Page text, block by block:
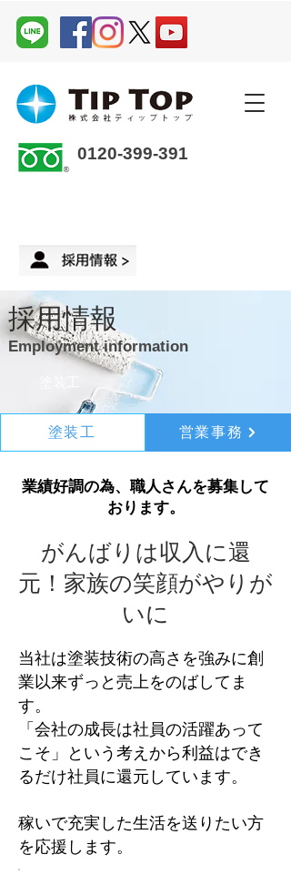
0120-399-391
採用情報
Employment information
塗装工 営業事務
業績好調の為、職人さんを募集して
おります。
がんばりは収入に還
元！家族の笑顔がやりが
いに
当社は塗装技術の高さを強みに創
業以来ずっと売上をのばしてま
す。
「会社の成⻑は社員の活躍あって
こそ」という考えから利益はでき
るだけ社員に還元しています。
稼いで充実した生活を送りたい方
を応援します。